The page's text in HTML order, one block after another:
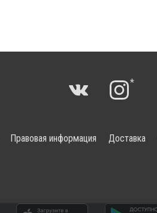
*
Правовая информация Доставка